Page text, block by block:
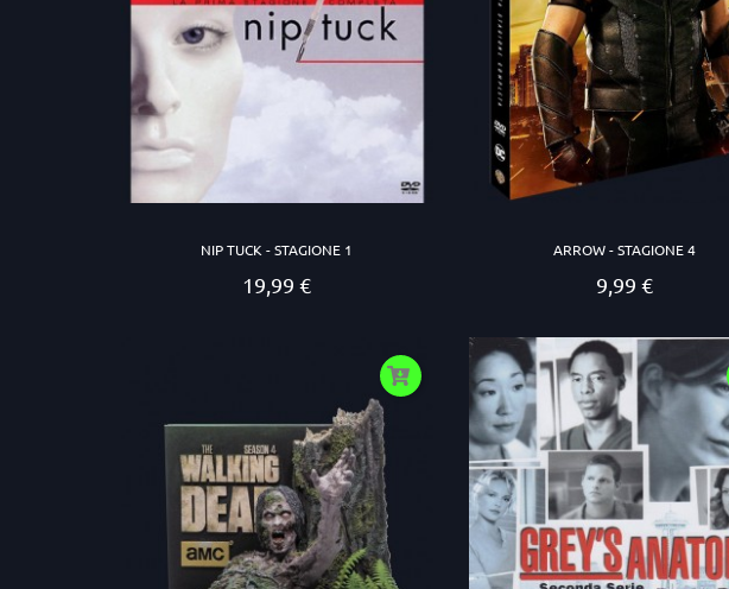
NIP TUCK - STAGIONE 1
Prezzo
19,99 €
ARROW - STAGIONE 4
Prezzo
9,99 €